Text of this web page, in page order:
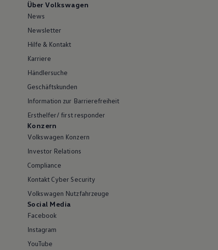
Über Volkswagen
News
Newsletter
Hilfe & Kontakt
Karriere
Händlersuche
Geschäftskunden
Information zur Barrierefreiheit
Ersthelfer/ first responder
Konzern
Volkswagen Konzern
Investor Relations
Compliance
Kontakt Cyber Security
Volkswagen Nutzfahrzeuge
Social Media
Facebook
Instagram
YouTube